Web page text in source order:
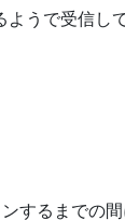
うで受信し
するまでの間